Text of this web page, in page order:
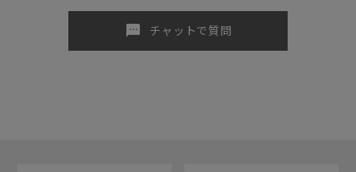
sms チャットで質問